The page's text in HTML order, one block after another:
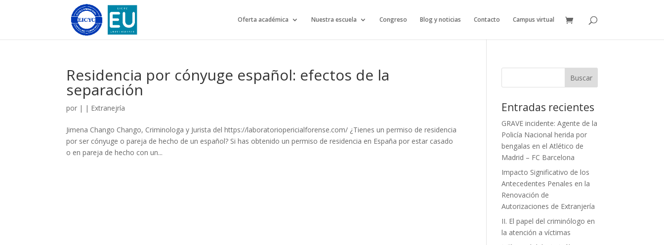
Oferta académica Nuestra escuela Congreso Blog y noticias Contacto Campus virtual
Residencia por cónyuge español: efectos de la
separación
por | | Extranejría
Jimena Chango Chango, Criminologa y Jurista del https://laboratoriopericialforense.com/ ¿Tienes un permiso de residencia
por ser cónyuge o pareja de hecho de un español? Si has obtenido un permiso de residencia en España por estar casado
o en pareja de hecho con un...
Entradas recientes
GRAVE incidente: Agente de la
Policía Nacional herida por
bengalas en el Atlético de
Madrid – FC Barcelona
Impacto Significativo de los
Antecedentes Penales en la
Renovación de
Autorizaciones de Extranjería
II. El papel del criminólogo en
la atención a víctimas